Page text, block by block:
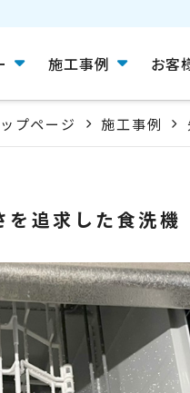
施工事例 お客
プページ 施工事例
を追求した食洗機